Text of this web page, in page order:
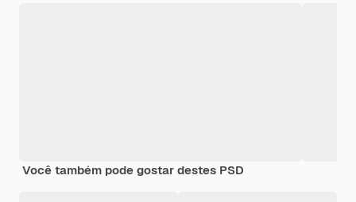
Você também pode gostar destes PSD